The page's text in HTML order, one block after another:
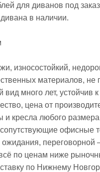
для диванов под
в наличии.
износостойкий,
материалов, не
вид много лет, устойчив
цена от
кресла любого размера
офисные
переговорной
по ценам ниже
по Нижнему